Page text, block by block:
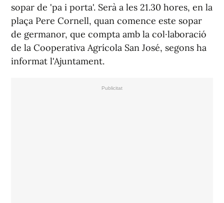
sopar de 'pa i porta'. Serà a les 21.30 hores, en la
plaça Pere Cornell, quan comence este sopar
de germanor, que compta amb la col·laboració
de la Cooperativa Agrícola San José, segons ha
informat l'Ajuntament.